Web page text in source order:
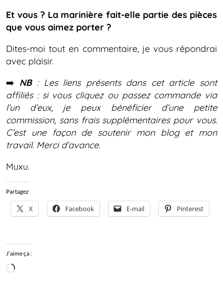
Et vous ? La marinière fait-elle partie des pièces
que vous aimez porter ?
Dites-moi tout en commentaire, je vous répondrai
avec plaisir.
➡️ NB: Les liens présents dans cet article sont
affiliés : si vous cliquez ou passez commande via
l’un d’eux, je peux bénéficier d’une petite
commission, sans frais supplémentaires pour vous.
C’est une façon de soutenir mon blog et mon
travail. Merci d’avance.
Muxu.
Partagez
X Facebook E-mail Pinterest
J’aime ça :
Chargement…